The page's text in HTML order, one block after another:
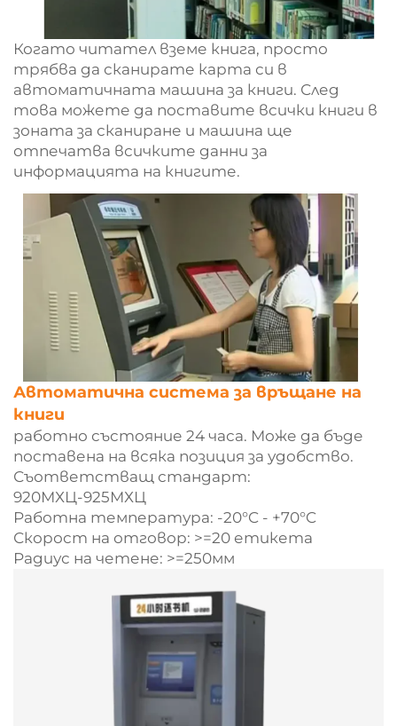
Когато читател вземе книга, просто
трябва да сканирате карта си в
автоматичната машина за книги. След
това можете да поставите всички книги в
зоната за сканиране и машина ще
отпечатва всичките данни за
информацията на книгите.
Автоматична система за връщане на
книги
работно състояние 24 часа. Може да бъде
поставена на всяка позиция за удобство.
Съответстващ стандарт:
920МХЦ-925МХЦ
Работна температура: -20°C - +70°C
Скорост на отговор: >=20 етикета
Радиус на четене: >=250мм